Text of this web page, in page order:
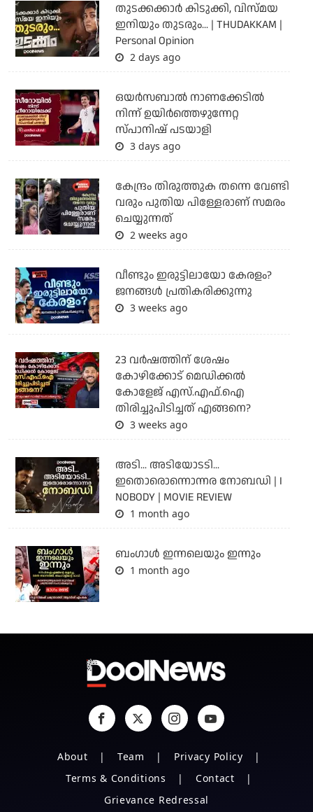
തുടക്കക്കാര്‍ കിടുക്കി, വിസ്മയ
ഇനിയും തുടരും... | THUDAKKAM |
Personal Opinion
2 days ago
ഒയര്‍സബാൽ നാണക്കേടിൽ
നിന്ന് ഉയിർത്തെഴുന്നേറ്റ
സ്പാനിഷ് പടയാളി
3 days ago
കേന്ദ്രം തിരുത്തുക തന്നെ വേണ്ടി
വരും പുതിയ പിള്ളേരാണ് സമരം
ചെയ്യുന്നത്
2 weeks ago
വീണ്ടും ഇരുട്ടിലായോ കേരളം?
ജനങ്ങൾ പ്രതികരിക്കുന്നു
3 weeks ago
23 വർഷത്തിന് ശേഷം
കോഴിക്കോട് മെഡിക്കൽ
കോളേജ് എസ്.എഫ്.ഐ
തിരിച്ചുപിടിച്ചത് എങ്ങനെ?
3 weeks ago
അടി... അടിയോടടി...
ഇതൊരൊന്നൊന്നര നോബഡി | I
NOBODY | MOVIE REVIEW
1 month ago
ബംഗാള്‍ ഇന്നലെയും ഇന്നും
1 month ago
About Team
Privacy Policy
Terms & Conditions
Contact
Grievance Redressal